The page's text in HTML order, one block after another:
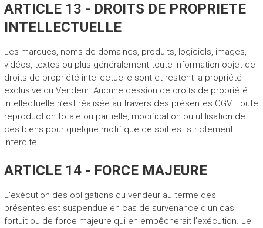
ARTICLE 13 - DROITS DE PROPRIETE
INTELLECTUELLE
Les marques, noms de domaines, produits, logiciels, images,
vidéos, textes ou plus généralement toute information objet de
droits de propriété intellectuelle sont et restent la propriété
exclusive du Vendeur. Aucune cession de droits de propriété
intellectuelle n’est réalisée au travers des présentes CGV. Toute
reproduction totale ou partielle, modification ou utilisation de
ces biens pour quelque motif que ce soit est strictement
interdite.
ARTICLE 14 - FORCE MAJEURE
L’exécution des obligations du vendeur au terme des
présentes est suspendue en cas de survenance d’un cas
fortuit ou de force majeure qui en empêcherait l’exécution. Le